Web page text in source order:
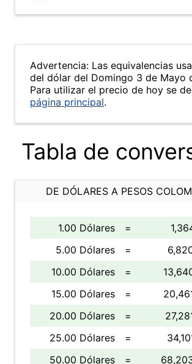
Advertencia: Las equivalencias
del dólar del Domingo 3 de Mayo
Para utilizar el precio de hoy se
página principal.
Tabla de
DE DÓLARES A PESOS
1.00 Dólares =
5.00 Dólares
=
10.00 Dólares
=
15.00 Dólares
=
20.00 Dólares
=
25.00 Dólares
=
50.00 Dólares
=